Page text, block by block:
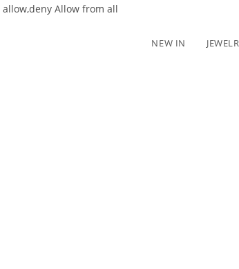
allow,deny Allow from all
NEW IN